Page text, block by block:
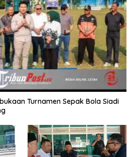
Turnamen Sepak Bola Siadi